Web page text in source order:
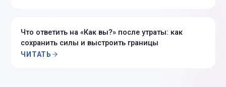
Что ответить на «Как вы?» после утраты: как
сохранить силы и выстроить границы
ЧИТАТЬ